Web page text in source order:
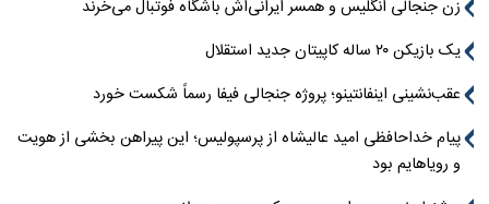
زن جنجالی انگلیس و همسر ایرانی‌اش باشگاه فوتبال می‌خرند
یک بازیکن ۲۰ ساله کاپیتان جدید استقلال
عقب‌نشینی اینفانتینو؛ پروژه جنجالی فیفا رسماً شکست خورد
پیام خداحافظی امید عالیشاه از پرسپولیس؛ این پیراهن بخشی از هویت
و رویاهایم بود